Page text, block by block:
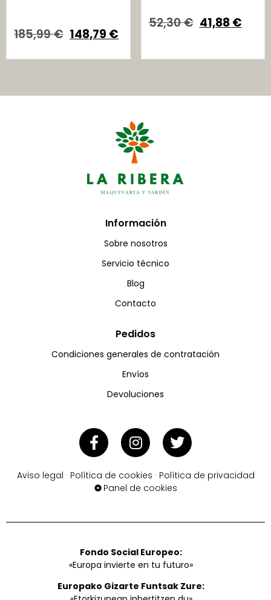
185,99€ 148,79 €
52,30€ 41,88€
Información
Sobre nosotros
Servicio técnico
Blog
Contacto
Pedidos
Condiciones generales de contratación
Envíos
Devoluciones
Aviso legal · Política de cookies · Política de privacidad
Panel de cookies
Fondo Social Europeo:
«Europa invierte en tu futuro»
Europako Gizarte Funtsak Zure: